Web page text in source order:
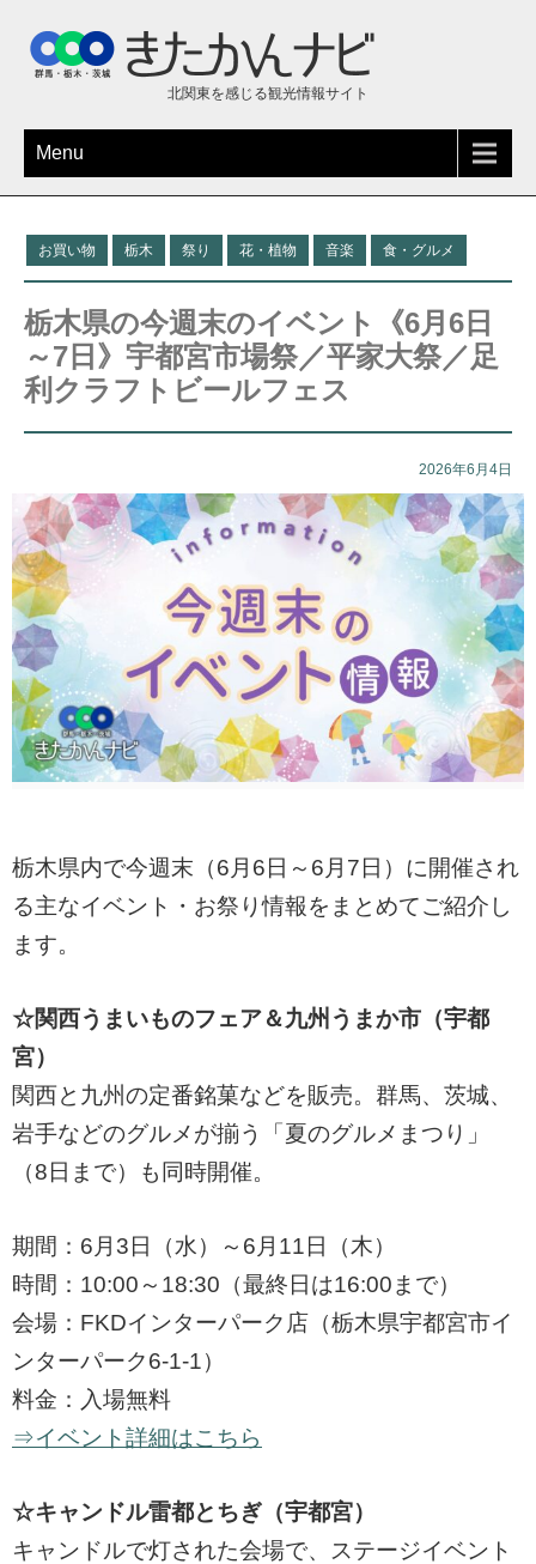
北関東を感じる観光情報サイト
Menu
お買い物 栃木 祭り 花・植物 音楽 食・グルメ
栃木県の今週末のイベント《6月6日
～7日》宇都宮市場祭／平家大祭／足
利クラフトビールフェス
2026年6月4日
栃木県内で今週末（6月6日～6月7日）に開催され
る主なイベント・お祭り情報をまとめてご紹介し
ます。
☆関西うまいものフェア＆九州うまか市（宇都
宮）
関西と九州の定番銘菓などを販売。群馬、茨城、
岩手などのグルメが揃う「夏のグルメまつり」
（8日まで）も同時開催。
期間：6月3日（水）～6月11日（木）
時間：10:00～18:30（最終日は16:00まで）
会場：FKDインターパーク店（栃木県宇都宮市イ
ンターパーク6-1-1）
料金：入場無料
⇒イベント詳細はこちら
☆キャンドル雷都とちぎ（宇都宮）
キャンドルで灯された会場で、ステージイベント